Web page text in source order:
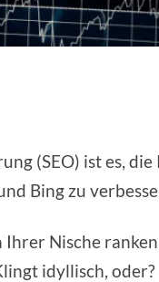
(SEO) ist es,
Bing zu
Nische
idyllisch, oder?